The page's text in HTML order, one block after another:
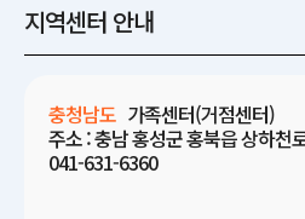
지역센터 안내
충청남도 가족센터(거점센터)
주소 : 충남 홍성군 홍북읍 상하천
041-631-6360